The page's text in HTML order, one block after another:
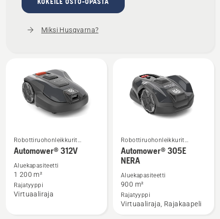
Miksi Husqvarna?
Katso
lisätietoja
tuotteesta
Automower®
312V
Robottiruohonleikkurit
kotikäyttöön
Automower® 312V
Aluekapasiteetti
1 200 m²
Rajatyyppi
Virtuaaliraja
Katso
lisätietoja
tuotteesta
Automower®
305E
NERA
Robottiruohonleikkurit
kotikäyttöön
Automower® 305E
NERA
Aluekapasiteetti
900 m²
Rajatyyppi
Virtuaaliraja, Rajakaapeli